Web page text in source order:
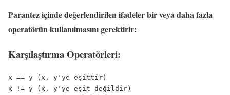
Parantez içinde değerlendirilen ifadeler bir veya daha fazla
operatörün kullanılmasını gerektirir:
Karşılaştırma Operatörleri:
x == y (x, y'ye eşittir)
x != y (x, y'ye eşit değildir)